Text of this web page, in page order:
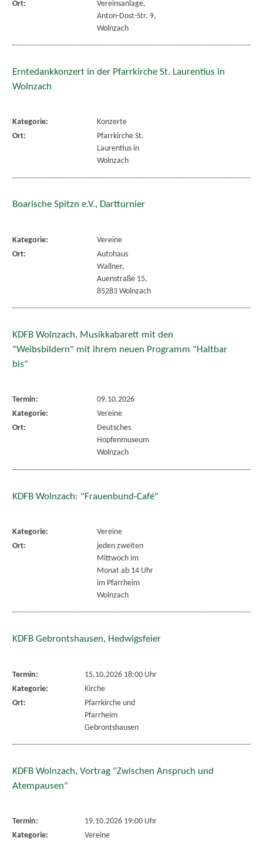
Ort:
Vereinsanlage,
Anton-Dost-Str. 9,
Wolnzach
Erntedankkonzert in der Pfarrkirche St. Laurentius in
Wolnzach
Kategorie:
Konzerte
Ort:
Pfarrkirche St.
Laurentius in
Wolnzach
Boarische Spitzn e.V., Dartturnier
Kategorie:
Vereine
Ort:
Autohaus
Wallner,
Auenstraße 15,
85283 Wolnzach
KDFB Wolnzach, Musikkabarett mit den
"Weibsbildern" mit ihrem neuen Programm "Haltbar
bis"
Termin:
09.10.2026
Kategorie:
Vereine
Ort:
Deutsches
Hopfenmuseum
Wolnzach
KDFB Wolnzach: "Frauenbund-Café"
Kategorie:
Vereine
Ort:
jeden zweiten
Mittwoch im
Monat ab 14 Uhr
im Pfarrheim
Wolnzach
KDFB Gebrontshausen, Hedwigsfeier
Termin:
15.10.2026 18:00 Uhr
Kategorie:
Kirche
Ort:
Pfarrkirche und
Pfarrheim
Gebrontshausen
KDFB Wolnzach, Vortrag "Zwischen Anspruch und
Atempausen"
Termin:
19.10.2026 19:00 Uhr
Kategorie:
Vereine